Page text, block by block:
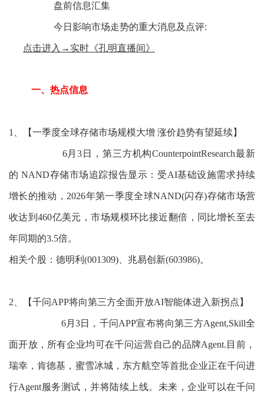
盘前信息汇集
今日影响市场走势的重大消息及点评:
点击进入→实时《孔明直播间》
一、热点信息
1、【一季度全球存储市场规模大增 涨价趋势有望延续】
6月3日，第三方机构CounterpointResearch最新
的 NAND存储市场追踪报告显示：受AI基础设施需求持续
增长的推动，2026年第一季度全球NAND(闪存)存储市场营
收达到460亿美元，市场规模环比接近翻倍，同比增长至去
年同期的3.5倍。
相关个股：德明利(001309)、兆易创新(603986)。
2、【千问APP将向第三方全面开放AI智能体进入新拐点】
6月3日，千问APP宣布将向第三方Agent,Skill全
面开放，所有企业均可在千问运营自己的品牌Agent.目前，
瑞幸，肯德基，蜜雪冰城，东方航空等首批企业正在千问进
行Agent服务测试，并将陆续上线。未来，企业可以在千问